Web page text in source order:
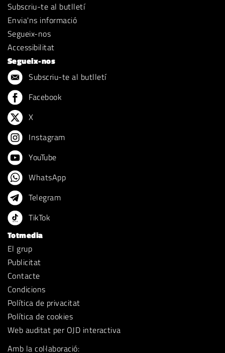
Subscriu-te al butlletí
Envia'ns informació
Segueix-nos
Accessibilitat
Segueix-nos
Subscriu-te al butlletí
Facebook
X
Instagram
YouTube
WhatsApp
Telegram
TikTok
Totmedia
El grup
Publicitat
Contacte
Condicions
Política de privacitat
Política de cookies
Web auditat per OJD interactiva
Amb la col·laboració: